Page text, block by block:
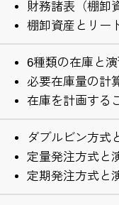
財務諸表（棚卸
棚卸資産とリー
6種類の在庫と演
必要在庫量の計
在庫を計画する
ダブルビン方式
定量発注方式と
定期発注方式と